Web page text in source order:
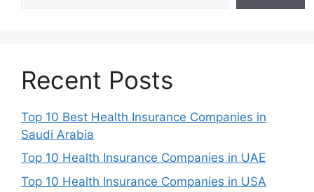
Recent Posts
Top 10 Best Health Insurance Companies in
Saudi Arabia
Top 10 Health Insurance Companies in UAE
Top 10 Health Insurance Companies in USA